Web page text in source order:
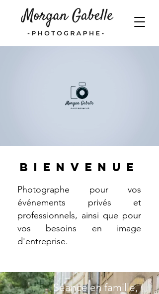
bienvenue
Photographe pour vos
événements privés et
professionnels, ainsi que pour
vos besoins en image
d'entreprise.
Séance en famille,